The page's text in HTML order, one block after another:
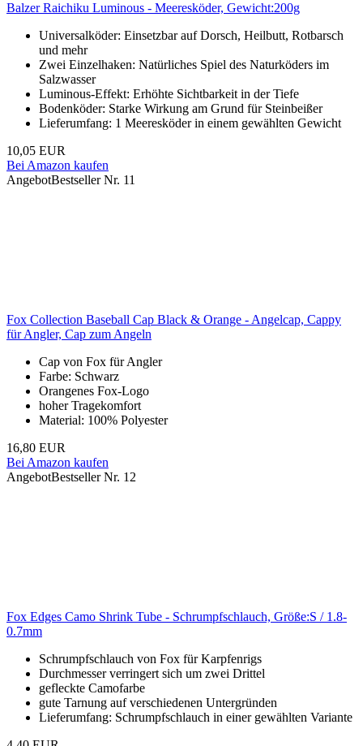
Balzer Raichiku Luminous - Meeresköder, Gewicht:200g
Universalköder: Einsetzbar auf Dorsch, Heilbutt, Rotbarsch
und mehr
Zwei Einzelhaken: Natürliches Spiel des Naturköders im
Salzwasser
Luminous-Effekt: Erhöhte Sichtbarkeit in der Tiefe
Bodenköder: Starke Wirkung am Grund für Steinbeißer
Lieferumfang: 1 Meeresköder in einem gewählten Gewicht
10,05 EUR
Bei Amazon kaufen
AngebotBestseller Nr. 11
Fox Collection Baseball Cap Black & Orange - Angelcap, Cappy
für Angler, Cap zum Angeln
Cap von Fox für Angler
Farbe: Schwarz
Orangenes Fox-Logo
hoher Tragekomfort
Material: 100% Polyester
16,80 EUR
Bei Amazon kaufen
AngebotBestseller Nr. 12
Fox Edges Camo Shrink Tube - Schrumpfschlauch, Größe:S / 1.8-
0.7mm
Schrumpfschlauch von Fox für Karpfenrigs
Durchmesser verringert sich um zwei Drittel
gefleckte Camofarbe
gute Tarnung auf verschiedenen Untergründen
Lieferumfang: Schrumpfschlauch in einer gewählten Variante